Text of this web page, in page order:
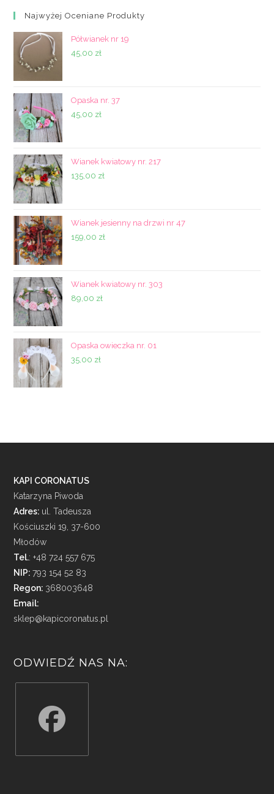
Najwyżej Oceniane Produkty
Półwianek nr 19
45,00 zł
Opaska nr. 37
45,00 zł
Wianek kwiatowy nr. 217
135,00 zł
Wianek jesienny na drzwi nr 47
159,00 zł
Wianek kwiatowy nr. 303
89,00 zł
Opaska owieczka nr. 01
35,00 zł
KAPI CORONATUS
Katarzyna Piwoda
Adres: ul. Tadeusza
Kościuszki 19, 37-600
Młodów
Tel.: +48 724 557 675
NIP:793 154 52 83
Regon: 368003648
Email:
sklep@kapicoronatus.pl
ODWIEDŹ NAS NA: